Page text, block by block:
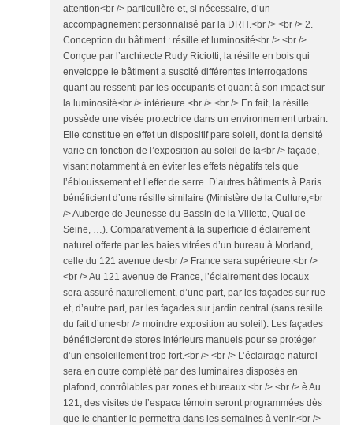
attention<br /> particulière et, si nécessaire, d’un
accompagnement personnalisé par la DRH.<br /> <br /> 2.
Conception du bâtiment : résille et luminosité<br /> <br />
Conçue par l’architecte Rudy Riciotti, la résille en bois qui
enveloppe le bâtiment a suscité différentes interrogations
quant au ressenti par les occupants et quant à son impact sur
la luminosité<br /> intérieure.<br /> <br /> En fait, la résille
possède une visée protectrice dans un environnement urbain.
Elle constitue en effet un dispositif pare soleil, dont la densité
varie en fonction de l’exposition au soleil de la<br /> façade,
visant notamment à en éviter les effets négatifs tels que
l’éblouissement et l’effet de serre. D’autres bâtiments à Paris
bénéficient d’une résille similaire (Ministère de la Culture,<br
/> Auberge de Jeunesse du Bassin de la Villette, Quai de
Seine, …). Comparativement à la superficie d’éclairement
naturel offerte par les baies vitrées d’un bureau à Morland,
celle du 121 avenue de<br /> France sera supérieure.<br />
<br /> Au 121 avenue de France, l’éclairement des locaux
sera assuré naturellement, d’une part, par les façades sur rue
et, d’autre part, par les façades sur jardin central (sans résille
du fait d’une<br /> moindre exposition au soleil). Les façades
bénéficieront de stores intérieurs manuels pour se protéger
d’un ensoleillement trop fort.<br /> <br /> L’éclairage naturel
sera en outre complété par des luminaires disposés en
plafond, contrôlables par zones et bureaux.<br /> <br /> è Au
121, des visites de l’espace témoin seront programmées dès
que le chantier le permettra dans les semaines à venir.<br />